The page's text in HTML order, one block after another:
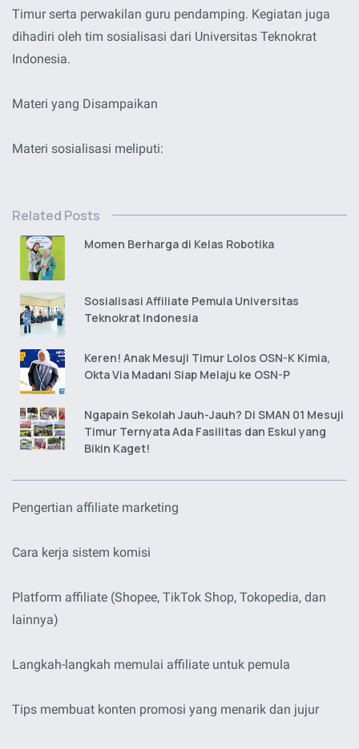
Timur serta perwakilan guru pendamping. Kegiatan juga
dihadiri oleh tim sosialisasi dari Universitas Teknokrat
Indonesia.
Materi yang Disampaikan
Materi sosialisasi meliputi:
Related Posts
Momen Berharga di Kelas Robotika
Sosialisasi Affiliate Pemula Universitas
Teknokrat Indonesia
Keren! Anak Mesuji Timur Lolos OSN-K Kimia,
Okta Via Madani Siap Melaju ke OSN-P
Ngapain Sekolah Jauh-Jauh? Di SMAN 01 Mesuji
Timur Ternyata Ada Fasilitas dan Eskul yang
Bikin Kaget!
Pengertian affiliate marketing
Cara kerja sistem komisi
Platform affiliate (Shopee, TikTok Shop, Tokopedia, dan
lainnya)
Langkah-langkah memulai affiliate untuk pemula
Tips membuat konten promosi yang menarik dan jujur